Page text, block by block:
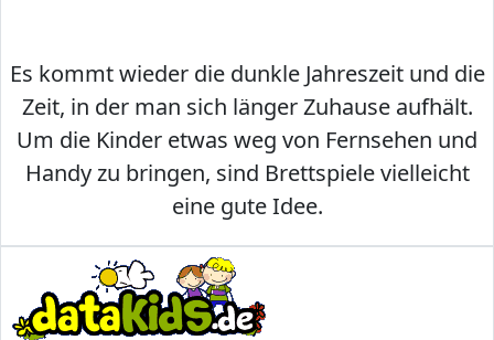
Es kommt wieder die dunkle Jahreszeit und die
Zeit, in der man sich länger Zuhause aufhält.
Um die Kinder etwas weg von Fernsehen und
Handy zu bringen, sind Brettspiele vielleicht
eine gute Idee.